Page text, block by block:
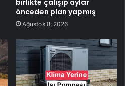
önceden plan yapmış
Ağustos 8, 2026